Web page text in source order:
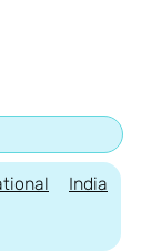
India